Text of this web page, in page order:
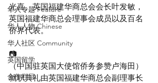
华人专题 Feature
华人人物 Chinese
华人社区 Community
英国留学
合作栏目
光喜、英国福建华商总会会长叶发敏，
英国福建华商总会理事会成员以及百名
侨界代表。
📷
（中国驻英国大使馆侨务参赞卢海田）
就职典礼由英国福建华商总会副理事长